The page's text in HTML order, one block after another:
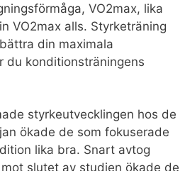
VO2max, lika
VO2max alls. Styrketräning
din maximala
du konditionsträningens
styrkeutvecklingen hos de
ökade de som fokuserade
lika bra. Snart avtog
slutet av studien ökade de